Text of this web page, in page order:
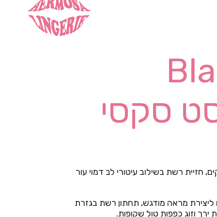
שקוף ייחודי המגיע ב- 5 חלקים, חזיית רשת בשילוב עיטורי לב דמוי עור
ליצירת מראה מודגש, תחתון רשת בגזרת
ירך וזוג כפפות טול שקופות.